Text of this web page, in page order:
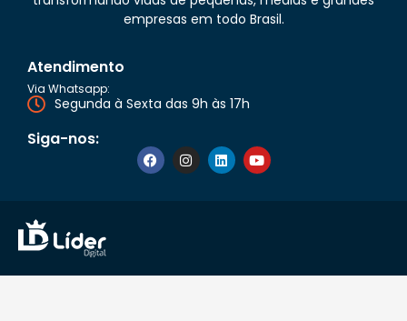
empresas em todo Brasil.
Atendimento
Via Whatsapp:
Segunda à Sexta das 9h às 17h
Siga-nos: